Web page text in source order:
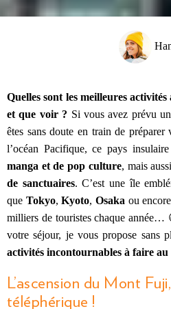
Quelles sont les meilleures
et que voir ? Si vous avez prévu
êtes sans doute en train de
l’océan Pacifique, ce pays
manga et de pop culture, mais
de sanctuaires. C’est une île
que Tokyo,Kyoto, Osaka ou encore
milliers de touristes chaque année…
votre séjour, je vous propose sans
activités incontournables à faire au
L’ascension du Mont
téléphérique !